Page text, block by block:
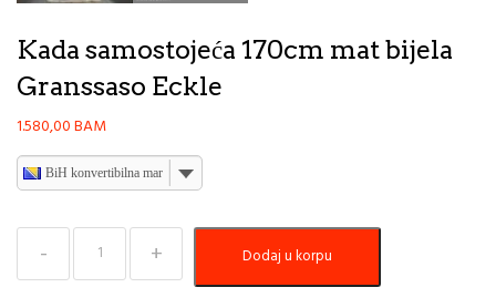
Kada samostojeća 170cm mat bijela
Granssaso Eckle
1.580,00BAM
BiH konvertibilna marka
Kada
samostojeća
170cm
Dodaj u korpu